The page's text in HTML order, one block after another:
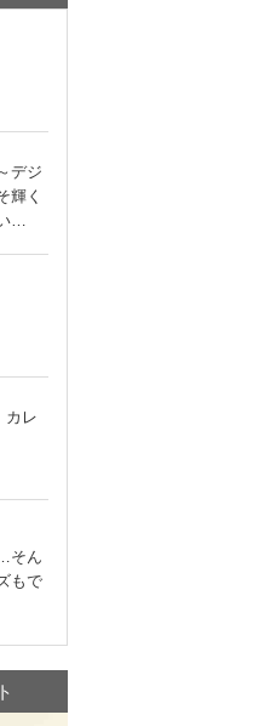
デジ
輝く
…
カレ
そん
もで